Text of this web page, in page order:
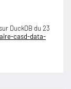
DuckDB du 23
casd-data-